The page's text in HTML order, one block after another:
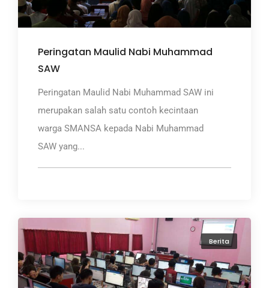
Peringatan Maulid Nabi Muhammad
SAW
Peringatan Maulid Nabi Muhammad SAW ini
merupakan salah satu contoh kecintaan
warga SMANSA kepada Nabi Muhammad
SAW yang...
Berita